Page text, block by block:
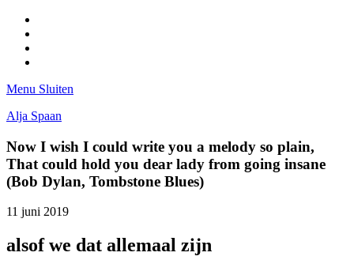
Menu Sluiten
Alja Spaan
Now I wish I could write you a melody so plain,
That could hold you dear lady from going insane
(Bob Dylan, Tombstone Blues)
11 juni 2019
alsof we dat allemaal zijn